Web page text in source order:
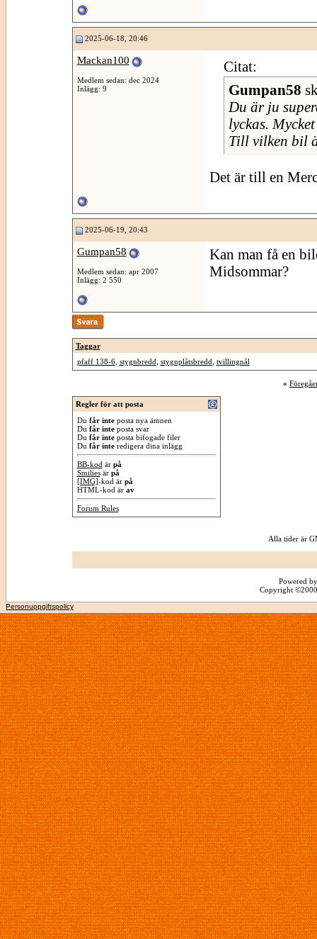
2025-06-18, 20:46
Mackan100
Medlem sedan: dec 2024
Inlägg: 9
Citat:
Gumpan58
Du är ju
lyckas.
Till vilken bil
Det är till en
2025-06-19, 20:43
Gumpan58
Medlem sedan: apr 2007
Inlägg: 2 550
Kan man få en
Midsommar?
Taggar
pfaff 138-6, stygnbredd stygnplåtsbredd tvillingnål
«
Regler för att posta
Du får inteposta nya ämnen
Du får inteposta svar
Du får inteposta bifogade filer
Du får interedigera dina inlägg
BB-kod är på
Smiliesär på
[IMG]-kod är på
HTML-kod är av
Forum Rules
Alla tider är
Powered
Copyright
Personuppgiftspolicy